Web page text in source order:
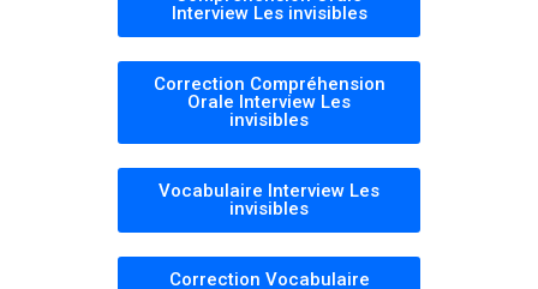
Interview Les invisibles
Correction Compréhension
Orale Interview Les
invisibles
Vocabulaire Interview Les
invisibles
Correction Vocabulaire